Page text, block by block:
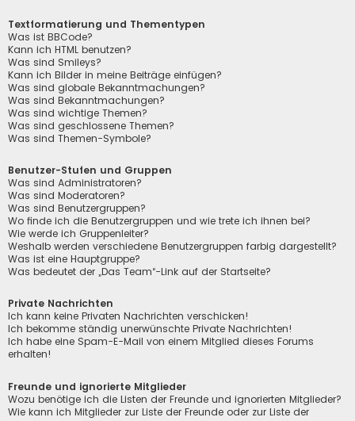
Textformatierung und Thementypen
Was ist BBCode?
Kann ich HTML benutzen?
Was sind Smileys?
Kann ich Bilder in meine Beiträge einfügen?
Was sind globale Bekanntmachungen?
Was sind Bekanntmachungen?
Was sind wichtige Themen?
Was sind geschlossene Themen?
Was sind Themen-Symbole?
Benutzer-Stufen und Gruppen
Was sind Administratoren?
Was sind Moderatoren?
Was sind Benutzergruppen?
Wo finde ich die Benutzergruppen und wie trete ich ihnen bei?
Wie werde ich Gruppenleiter?
Weshalb werden verschiedene Benutzergruppen farbig dargestellt?
Was ist eine Hauptgruppe?
Was bedeutet der „Das Team“-Link auf der Startseite?
Private Nachrichten
Ich kann keine Privaten Nachrichten verschicken!
Ich bekomme ständig unerwünschte Private Nachrichten!
Ich habe eine Spam-E-Mail von einem Mitglied dieses Forums
erhalten!
Freunde und ignorierte Mitglieder
Wozu benötige ich die Listen der Freunde und ignorierten Mitglieder?
Wie kann ich Mitglieder zur Liste der Freunde oder zur Liste der